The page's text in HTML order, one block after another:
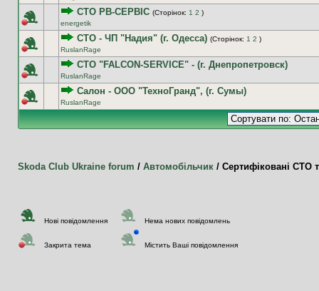
СТО РВ-СЕРВІС (Сторінок: 1 2 )
energetik
СТО - ЧП "Надия" (г. Одесса) (Сторінок: 1 2 )
RuslanRage
СТО "FALCON-SERVICE" - (г. Днепропетровск)
RuslanRage
Салон - ООО "ТехноГранд", (г. Сумы)
RuslanRage
Skoda Club Ukraine forum / Автомобільчик / Сертифіковані СТО
Нові повідомлення
Закрита тема
Нема нових повідомлень
Містить Ваші повідомлення